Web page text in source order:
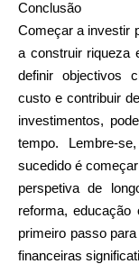
Conclusão
Começar a investir
a construir riqueza
definir objectivos
custo e contribuir
investimentos,
tempo. Lembre-
sucedido é
perspetiva de
reforma, educação
primeiro passo
financeiras